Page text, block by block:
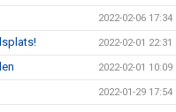
2022-02-06 17:34
2022-02-01 22:31
2022-02-01 10:09
2022-01-29 17:54